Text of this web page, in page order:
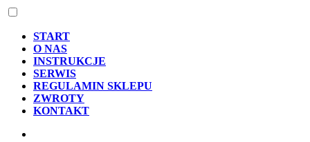
START
O NAS
INSTRUKCJE
SERWIS
REGULAMIN SKLEPU
ZWROTY
KONTAKT